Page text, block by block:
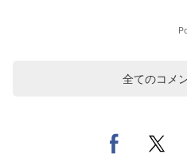
全てのコメ